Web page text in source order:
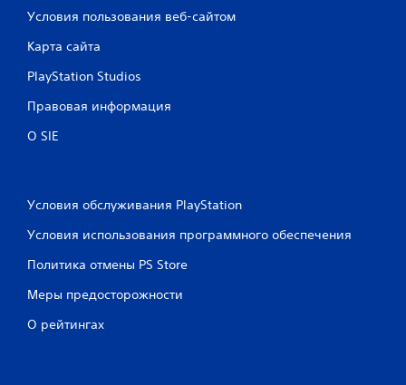
Условия пользования веб-сайтом
Карта сайта
PlayStation Studios
Правовая информация
О SIE
Условия обслуживания PlayStation
Условия использования программного обеспечения
Политика отмены PS Store
Меры предосторожности
О рейтингах